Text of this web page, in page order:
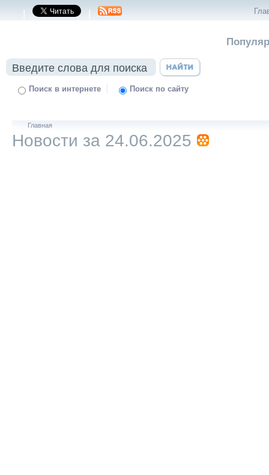
| |
Поиск в интернете | Поиск по сайту
Главная
Новости за 24.06.2025